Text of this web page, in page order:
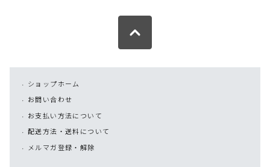
ショップホーム
お問い合わせ
お支払い方法について
配送方法・送料について
メルマガ登録・解除